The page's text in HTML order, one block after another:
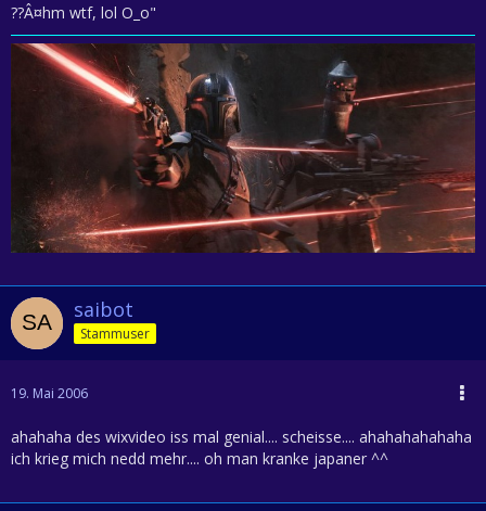
??Â¤hm wtf, lol O_o"
saibot
Stammuser
19. Mai 2006
ahahaha des wixvideo iss mal genial.... scheisse.... ahahahahahaha
ich krieg mich nedd mehr.... oh man kranke japaner ^^